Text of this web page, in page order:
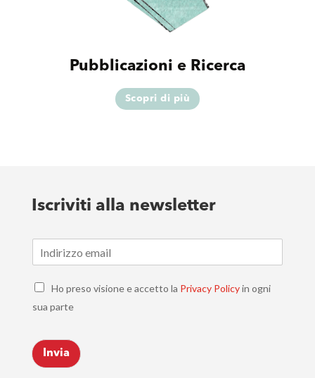
Pubblicazioni e Ricerca
Scopri di più
Iscriviti alla newsletter
m
C
e
k
b
o
Ho preso visione e accetto la Privacy Policyin ogni
sua parte
Invia